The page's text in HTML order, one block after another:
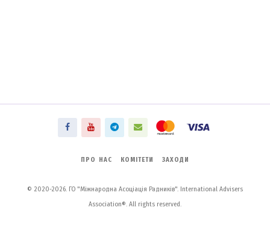
ПРО НАС КОМІТЕТИ ЗАХОДИ
© 2020-2026. ГО "Міжнародна Асоціація Радників". International Advisers
Association®. All rights reserved.